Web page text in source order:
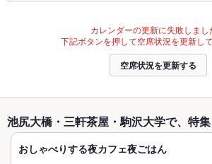
カレンダーの更新に失敗しまし
下記ボタンを押して空席状況を更新して
空席状況を更新する
池尻大橋・三軒茶屋・駒沢大学で、特
おしゃべりする夜カフェ夜ごはん